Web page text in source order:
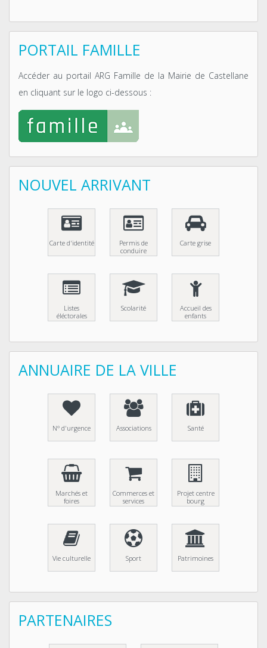
PORTAIL FAMILLE
Accéder au portail ARG Famille de la Mairie de Castellane
en cliquant sur le logo ci-dessous :
NOUVEL ARRIVANT
Carte d'identité
Permis de
conduire
Carte grise
Listes
éléctorales
Scolarité
Accueil des
enfants
ANNUAIRE DE LA VILLE
N° d'urgence Associations Santé
Marchés et
foires
Commerces et
services
Projet centre
bourg
Vie culturelle Sport Patrimoines
PARTENAIRES